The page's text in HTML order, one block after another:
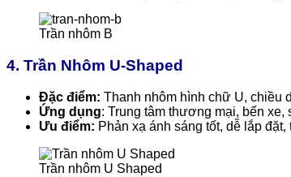
Trần nhôm B
4. Trần Nhôm U-Shaped
Đặc điểm: Thanh nhôm hình chữ U, chiều
Ứng dụng: Trung tâm thương mại, bến xe,
Ưu điểm: Phản xạ ánh sáng tốt, dễ lắp đặt,
Trần nhôm U Shaped